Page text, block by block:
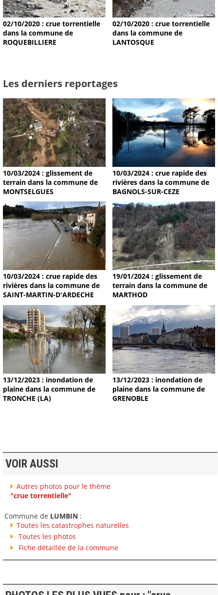
02/10/2020 : crue torrentielle
dans la commune de
ROQUEBILLIERE
02/10/2020 : crue torrentielle
dans la commune de
LANTOSQUE
Les derniers reportages
10/03/2024 : glissement de
terrain dans la commune de
MONTSELGUES
10/03/2024 : crue rapide des
rivières dans la commune de
BAGNOLS-SUR-CEZE
10/03/2024 : crue rapide des
rivières dans la commune de
SAINT-MARTIN-D'ARDECHE
19/01/2024 : glissement de
terrain dans la commune de
MARTHOD
13/12/2023 : inondation de
plaine dans la commune de
TRONCHE (LA)
13/12/2023 : inondation de
plaine dans la commune de
GRENOBLE
VOIR AUSSI
Autres photos pour le thème
"crue torrentielle"
Commune de LUMBIN:
Toutes les catastrophes naturelles
Toutes les photos
Fiche détaillée de la commune